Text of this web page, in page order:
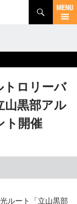
トロリーバ
黒部アル
ト開催
ルート「立山黒部